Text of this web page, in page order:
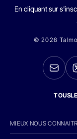
En cliquant sur
© 2026
MIEUX NOUS